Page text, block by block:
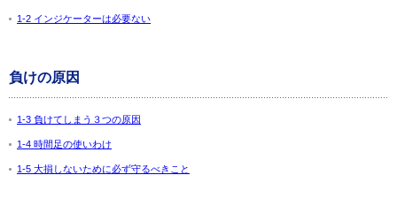
1-2 インジケーターは必要ない
負けの原因
1-3 負けてしまう３つの原因
1-4 時間足の使いわけ
1-5 大損しないために必ず守るべきこと